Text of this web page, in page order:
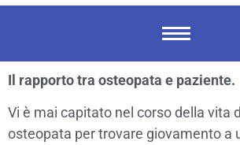
Il rapporto tra osteopata e paziente.
Vi è mai capitato nel corso della vita
osteopata per trovare giovamento a